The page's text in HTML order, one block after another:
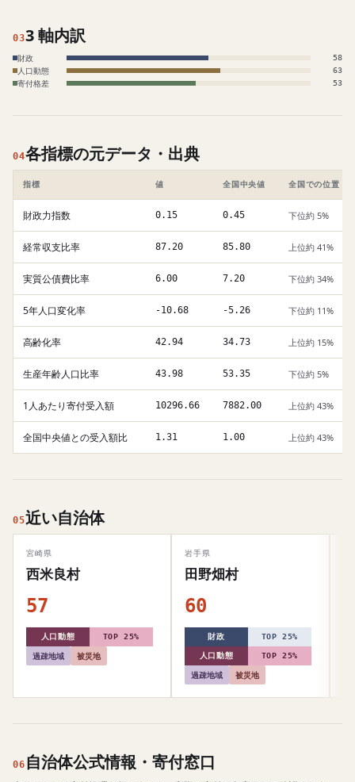
033 軸内訳
財政 58
人口動態 63
寄付格差 53
04各指標の元データ・出典
指標 値 全国中央値 全国での位置
財政力指数 0.15 0.45 下位約 5%
経常収支比率 87.20 85.80 上位約 41%
実質公債費比率 6.00 7.20 下位約 34%
5年人口変化率 -10.68 -5.26 下位約 11%
高齢化率 42.94 34.73 上位約 15%
生産年齢人口比率 43.98 53.35 下位約 5%
1人あたり寄付受入額 10296.66 7882.00 上位約 43%
全国中央値との受入額比 1.31 1.00 上位約 43%
05近い自治体
宮崎県
西米良村
57
人口動態 TOP 25%
過疎地域 被災地
岩手県
田野畑村
60
財政 TOP 25%
人口動態 TOP 25%
過疎地域 被災地
06 自治体公式情報・寄付窓口